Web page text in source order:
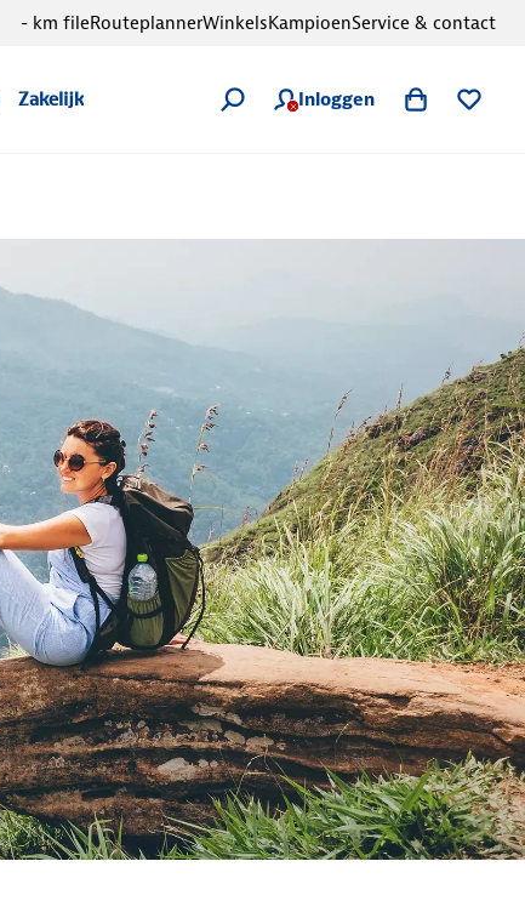
Zakelijk Inloggen
- km fileRouteplannerWinkelsKampioenService & contact